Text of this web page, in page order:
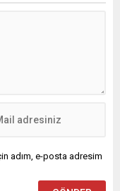
adım, e-posta adresim